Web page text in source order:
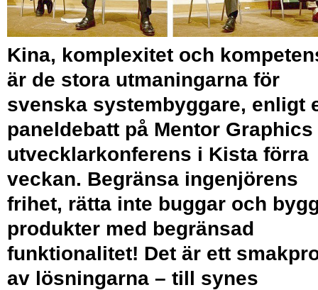
Kina, komplexitet och
är de stora utmaningarna för
svenska systembyggare, enligt
paneldebatt på Mentor Graphics
utvecklarkonferens i Kista förra
veckan. Begränsa ingenjörens
frihet, rätta inte buggar och
produkter med begränsad
funktionalitet! Det är ett
av lösningarna – till synes